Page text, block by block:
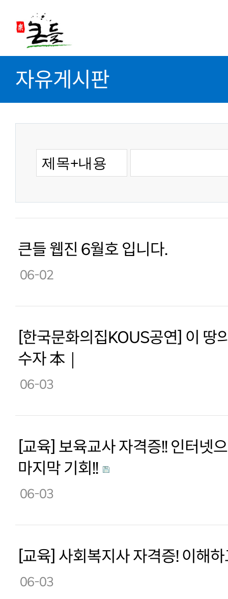
자유게시판
큰들 웹진 6월호 입니다.
06-02
[한국문화의집KOUS공연] 이 땅
수자 本｜
06-03
[교육] 보육교사 자격증!! 인터넷
마지막 기회!!
06-03
[교육] 사회복지사 자격증! 이해
06-03